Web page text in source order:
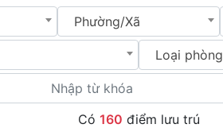
Phường/Xã
Loại phòng
Có 160 điểm lưu trú